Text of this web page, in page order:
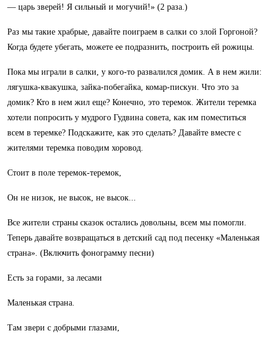
— царь зверей! Я сильный и могучий!» (2 раза.)
Раз мы такие храбрые, давайте поиграем в салки со злой Горгоной?
Когда будете убегать, можете ее подразнить, построить ей рожицы.
Пока мы играли в салки, у кого-то развалился домик. А в нем жили:
лягушка-квакушка, зайка-побегайка, комар-пискун. Что это за
домик? Кто в нем жил еще? Конечно, это теремок. Жители теремка
хотели попросить у мудрого Гудвина совета, как им поместиться
всем в теремке? Подскажите, как это сделать? Давайте вместе с
жителями теремка поводим хоровод.
Стоит в поле теремок-теремок,
Он не низок, не высок, не высок...
Все жители страны сказок остались довольны, всем мы помогли.
Теперь давайте возвращаться в детский сад под песенку «Маленькая
страна». (Включить фонограмму песни)
Есть за горами, за лесами
Маленькая страна.
Там звери с добрыми глазами,